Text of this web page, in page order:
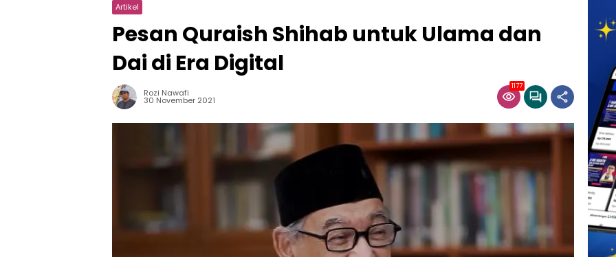
Artikel
Pesan Quraish Shihab untuk Ulama dan
Dai di Era Digital
Rozi Nawafi
30 November 2021
1177